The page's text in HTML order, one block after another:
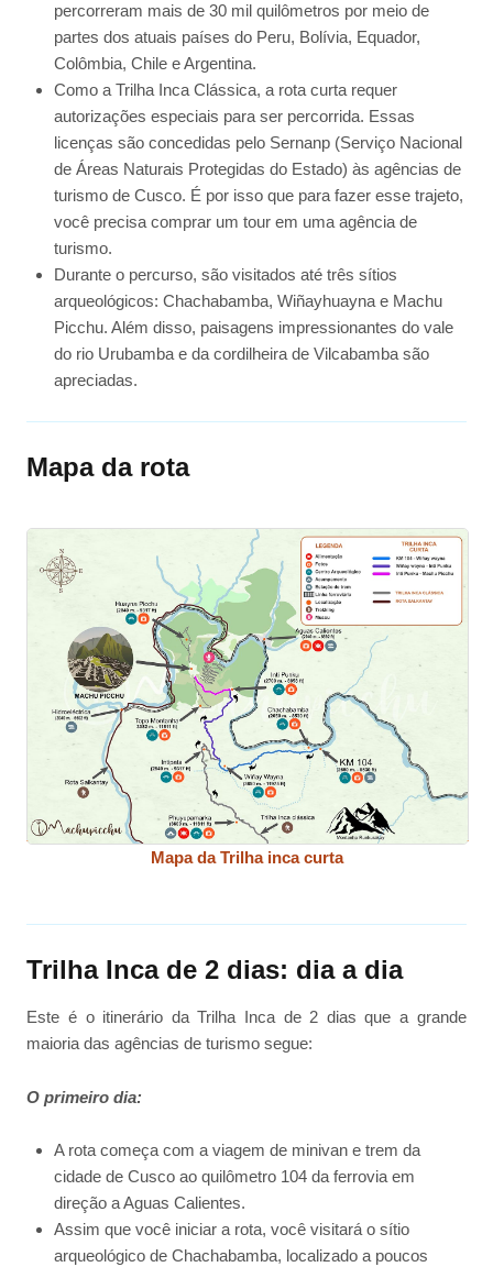
percorreram mais de 30 mil quilômetros por meio de
partes dos atuais países do Peru, Bolívia, Equador,
Colômbia, Chile e Argentina.
Como a Trilha Inca Clássica, a rota curta requer
autorizações especiais para ser percorrida. Essas
licenças são concedidas pelo Sernanp (Serviço Nacional
de Áreas Naturais Protegidas do Estado) às agências de
turismo de Cusco. É por isso que para fazer esse trajeto,
você precisa comprar um tour em uma agência de
turismo.
Durante o percurso, são visitados até três sítios
arqueológicos: Chachabamba, Wiñayhuayna e Machu
Picchu. Além disso, paisagens impressionantes do vale
do rio Urubamba e da cordilheira de Vilcabamba são
apreciadas.
Mapa da rota
Mapa da Trilha inca curta
Trilha Inca de 2 dias: dia a dia
Este é o itinerário da Trilha Inca de 2 dias que a grande
maioria das agências de turismo segue:
O primeiro dia:
A rota começa com a viagem de minivan e trem da
cidade de Cusco ao quilômetro 104 da ferrovia em
direção a Aguas Calientes.
Assim que você iniciar a rota, você visitará o sítio
arqueológico de Chachabamba, localizado a poucos